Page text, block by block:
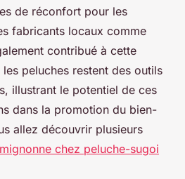
de réconfort pour les
fabricants locaux comme
contribué à cette
peluches restent des outils
illustrant le potentiel de ces
dans la promotion du bien-
allez découvrir plusieurs
chez peluche-sugoi